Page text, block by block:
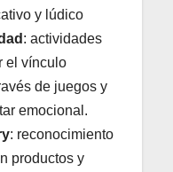
y lúdico
: actividades
el vínculo
de juegos y
emocional.
: reconocimiento
productos y